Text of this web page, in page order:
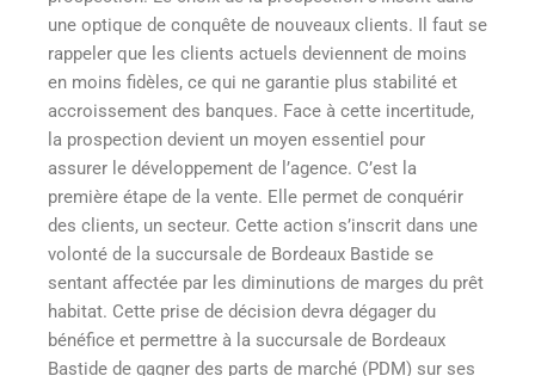
une optique de conquête de nouveaux clients. Il faut se
rappeler que les clients actuels deviennent de moins
en moins fidèles, ce qui ne garantie plus stabilité et
accroissement des banques. Face à cette incertitude,
la prospection devient un moyen essentiel pour
assurer le développement de l’agence. C’est la
première étape de la vente. Elle permet de conquérir
des clients, un secteur. Cette action s’inscrit dans une
volonté de la succursale de Bordeaux Bastide se
sentant affectée par les diminutions de marges du prêt
habitat. Cette prise de décision devra dégager du
bénéfice et permettre à la succursale de Bordeaux
Bastide de gagner des parts de marché (PDM) sur ses